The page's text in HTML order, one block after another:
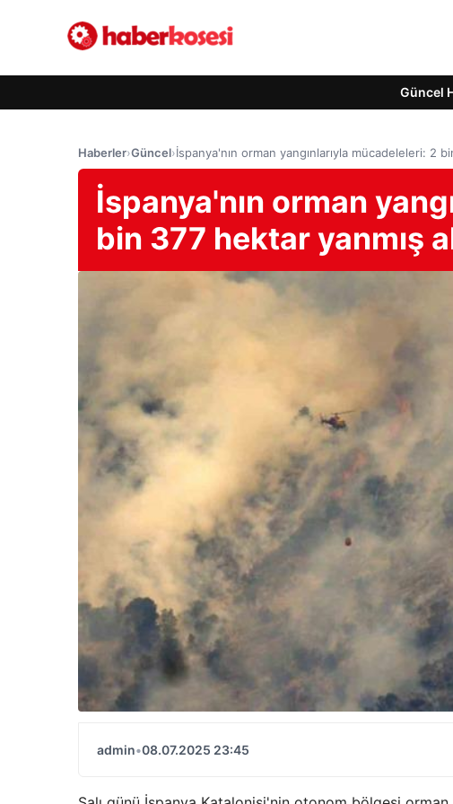
Güncel
Haberler›Güncel›İspanya'nın orman yangınlarıyla mücadeleleri: 2
İspanya'nın orman
bin 377 hektar yanmış
admin•08.07.2025 23:45